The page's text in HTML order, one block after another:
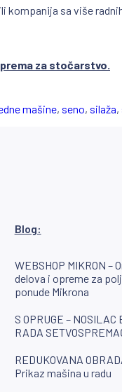
sa više
za stočarstvo.
mašine, seno, silaža,
Blog:
WEBSHOP MIKRON –
delova i opreme za
ponude Mikrona
S OPRUGE – NOSILAC
RADA
REDUKOVANA
Prikaz mašina u radu